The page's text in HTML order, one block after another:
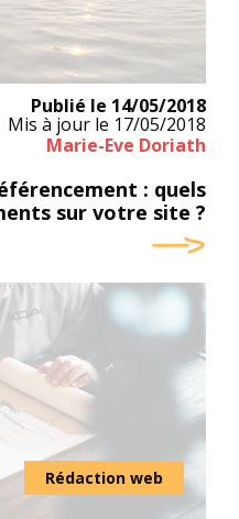
Publié le 14/05/2018
Mis à jour le 17/05/2018
Marie-Eve Doriath
: quels
sur votre site ?
Rédaction web